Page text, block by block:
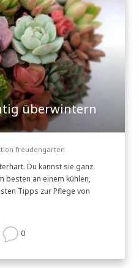
überwintern
freudengarten
Du kannst sie ganz
besten an einem kühlen,
Tipps zur Pflege von
0